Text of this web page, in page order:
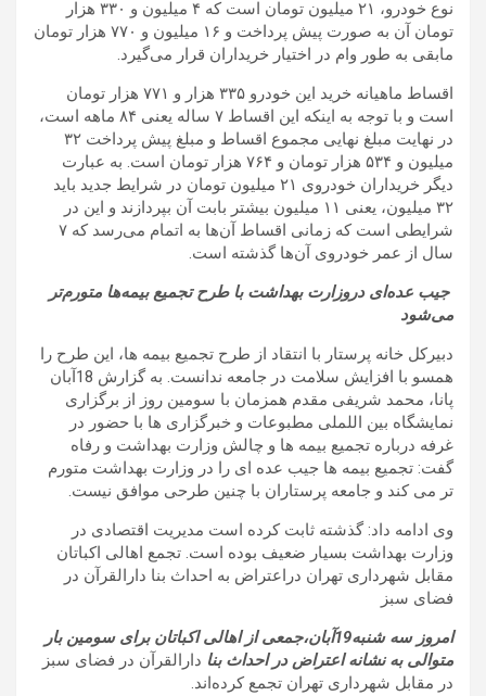
نوع خودرو، ۲۱ میلیون تومان است که ۴ میلیون و ۳۳۰ هزار
تومان آن به صورت پیش پرداخت و ۱۶ میلیون و ۷۷۰ هزار تومان
مابقی به طور وام در اختیار خریداران قرار می‌گیرد.
اقساط ماهیانه خرید این خودرو ۳۳۵ هزار و ۷۷۱ هزار تومان
است و با توجه به اینکه این اقساط ۷ ساله یعنی ۸۴ ماهه است،
در ‌‌نهایت مبلغ نهایی مجموع اقساط و مبلغ پیش پرداخت ۳۲
میلیون و ۵۳۴ هزار تومان و ۷۶۴ هزار تومان است.
به عبارت
دیگر خریداران خودروی ۲۱ میلیون تومان در شرایط جدید باید
۳۲ میلیون، یعنی ۱۱ میلیون بیشتر بابت آن بپردازند و این در
شرایطی است که زمانی اقساط آن‌ها به اتمام می‌رسد که ۷
سال از عمر خودروی آن‌ها گذشته است.
جیب عده‌ای دروزارت بهداشت با طرح تجمیع بیمه‌ها متورم‌تر
می‌شود
دبیرکل خانه پرستار با انتقاد از طرح تجمیع بیمه ها، این طرح را
همسو با افزایش سلامت در جامعه ندانست.
به گزارش 18آبان
پانا، محمد شریفی مقدم همزمان با سومین روز از برگزاری
نمایشگاه بین اللملی مطبوعات و خبرگزاری ها با حضور در
غرفه درباره تجمیع بیمه ها و چالش وزارت بهداشت و رفاه
گفت: تجمیع بیمه ها جیب عده ای را در وزارت بهداشت متورم
تر می کند و جامعه پرستاران با چنین طرحی موافق نیست.
وی ادامه داد: گذشته ثابت کرده است مدیریت اقتصادی در
وزارت بهداشت بسیار ضعیف بوده است. تجمع اهالی اکباتان
مقابل شهرداری تهران دراعتراض به احداث بنا دارالقرآن در
فضای سبز
امروز سه شنبه19آبان،جمعی از اهالی اکباتان برای سومین بار
متوالی به نشانه اعتراض در احداث بنا دارالقرآن در فضای سبز
در مقابل شهرداری تهران تجمع کرده‌اند.